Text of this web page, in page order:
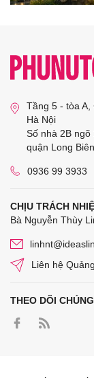
Tầng 5 - tòa A,
Hà Nội
Số nhà 2B ngõ
quận Long
0936 99 3933
CHỊU TRÁCH
Bà Nguyễn Thùy
Liên hệ
THEO DÕI